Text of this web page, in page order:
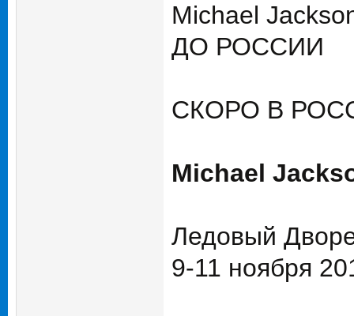
Michael
ДО РОССИИ
СКОРО В
Michael
Ледовый
9-11 ноября